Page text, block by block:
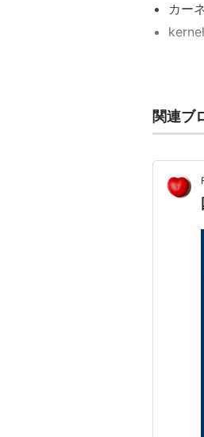
カー
関連::
カー
例) カー
ちなみに
は無い
http://
関連ブ